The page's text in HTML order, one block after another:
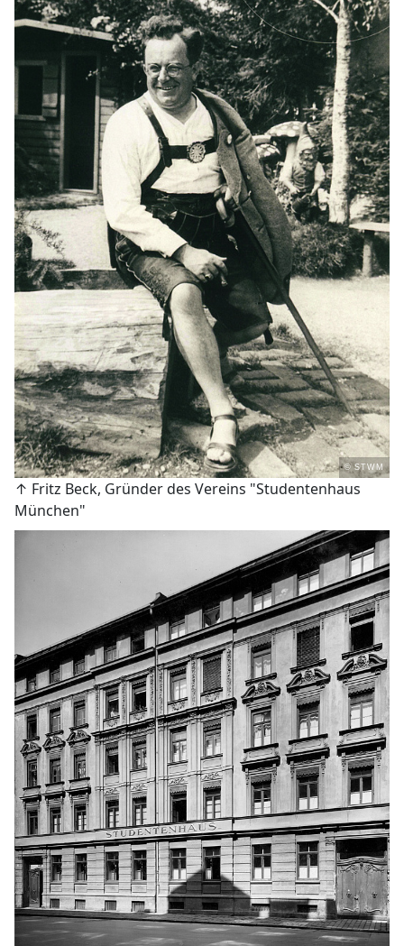
© STWM
↑ Fritz Beck, Gründer des Vereins "Studentenhaus
München"